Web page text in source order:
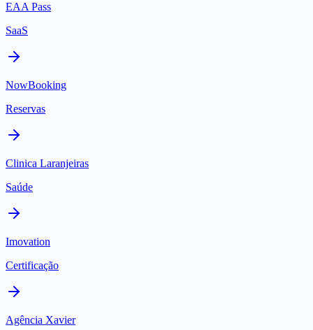
EAA Pass
SaaS
NowBooking
Reservas
Clinica Laranjeiras
Saúde
Imovation
Certificação
Agência Xavier